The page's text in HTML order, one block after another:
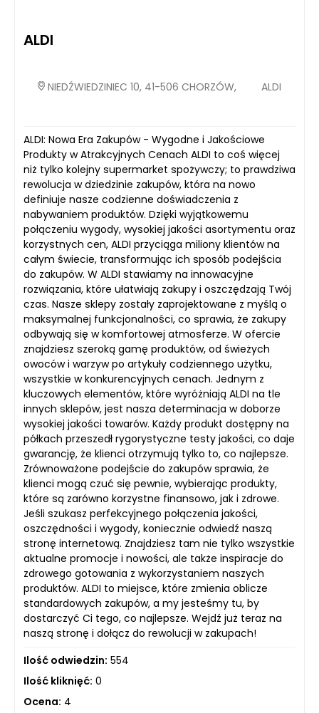
ALDI
NIEDŹWIEDZINIEC 10, 41-506 CHORZÓW, ALDI
ALDI: Nowa Era Zakupów - Wygodne i Jakościowe
Produkty w Atrakcyjnych Cenach ALDI to coś więcej
niż tylko kolejny supermarket spożywczy; to prawdziwa
rewolucja w dziedzinie zakupów, która na nowo
definiuje nasze codzienne doświadczenia z
nabywaniem produktów. Dzięki wyjątkowemu
połączeniu wygody, wysokiej jakości asortymentu oraz
korzystnych cen, ALDI przyciąga miliony klientów na
całym świecie, transformując ich sposób podejścia
do zakupów. W ALDI stawiamy na innowacyjne
rozwiązania, które ułatwiają zakupy i oszczędzają Twój
czas. Nasze sklepy zostały zaprojektowane z myślą o
maksymalnej funkcjonalności, co sprawia, że zakupy
odbywają się w komfortowej atmosferze. W ofercie
znajdziesz szeroką gamę produktów, od świeżych
owoców i warzyw po artykuły codziennego użytku,
wszystkie w konkurencyjnych cenach. Jednym z
kluczowych elementów, które wyróżniają ALDI na tle
innych sklepów, jest nasza determinacja w doborze
wysokiej jakości towarów. Każdy produkt dostępny na
półkach przeszedł rygorystyczne testy jakości, co daje
gwarancję, że klienci otrzymują tylko to, co najlepsze.
Zrównoważone podejście do zakupów sprawia, że
klienci mogą czuć się pewnie, wybierając produkty,
które są zarówno korzystne finansowo, jak i zdrowe.
Jeśli szukasz perfekcyjnego połączenia jakości,
oszczędności i wygody, koniecznie odwiedź naszą
stronę internetową. Znajdziesz tam nie tylko wszystkie
aktualne promocje i nowości, ale także inspiracje do
zdrowego gotowania z wykorzystaniem naszych
produktów. ALDI to miejsce, które zmienia oblicze
standardowych zakupów, a my jesteśmy tu, by
dostarczyć Ci tego, co najlepsze. Wejdź już teraz na
naszą stronę i dołącz do rewolucji w zakupach!
Ilość odwiedzin: 554
Ilość kliknięć: 0
Ocena: 4